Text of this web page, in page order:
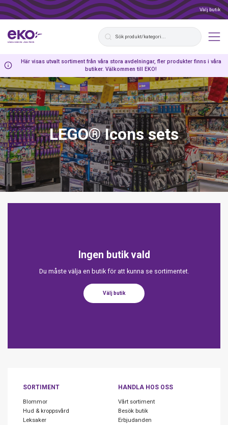
Välj butik
Här visas utvalt sortiment från våra stora avdelningar, fler produkter finns i våra
butiker. Välkommen till EKO!
LEGO® Icons sets
Ingen butik vald
Du måste välja en butik för att kunna se sortimentet.
Välj butik
SORTIMENT
Blommor
Hud & kroppsvård
Leksaker
HANDLA HOS OSS
Vårt sortiment
Besök butik
Erbjudanden